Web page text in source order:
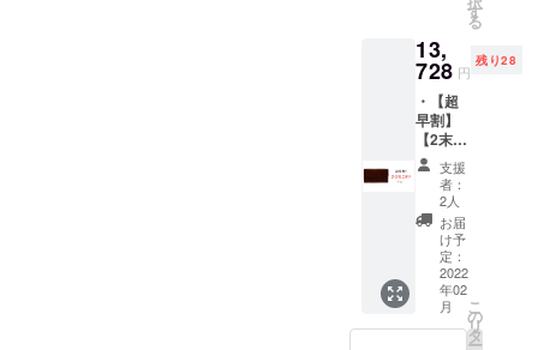
色が異
なる場
合がご
ざいま
す。 ※
革はそ
の時の
ロット
ごとに
風合い
が異な
る為、
色合い
が変わ
りま
合がご
ざいま
想定以
上の受
注を頂
いた場
合、納
品予定
が遅れ
る場合
がござ
いま
す。 ※
モニ
ター上
15000
＋ 送料
600 =
15600
（1716
0）(税
込)】 ・
ネオ
ギャル
ソン×1
（レッ
ド/9107
） ・外
箱あり
※仕様、
す
る
13,
728 円
残り28
・【超
早割】
【2末納
期・
20％OF
F】チョ
コ ・
17160
円の
20%0F
F →
13728
円（税
支援
者：
2人
お届
け予
定：
2022
年02
月
こ
の
リ
タ
ー